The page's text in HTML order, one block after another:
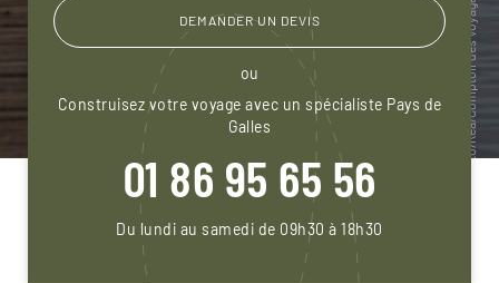
DEMANDER UN DEVIS
ou
Construisez votre voyage avec un spécialiste Pays de
Galles
01 86 95 65 56
Du lundi au samedi de 09h30 à 18h30